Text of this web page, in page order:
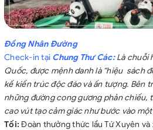
Đồng Nhân Đường
Check-in tại Chung Thư Các:Là chuỗi
Quốc, được mệnh danh là “hiệu sách
kế kiến trúc độc đáo và ấn tượng. Bên
những đường cong gương phản chiếu,
cao vút tạo cảm giác như bước vào
Tối:Đoàn thưởng thức lẩu Tứ Xuyên